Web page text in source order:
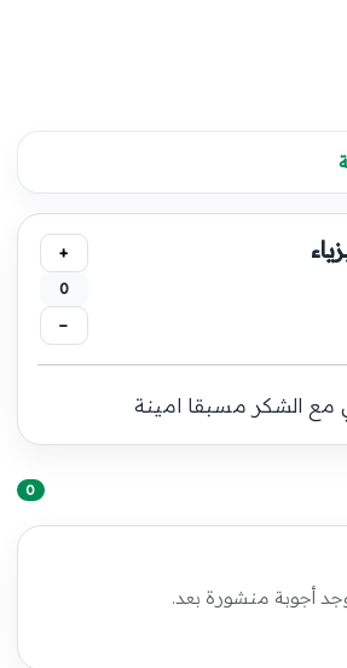
+
0
−
مع الشكر مسبقا امينة
0
أجوبة منشورة بعد.